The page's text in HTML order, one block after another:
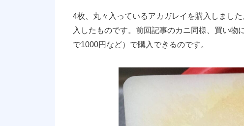
4枚、丸々入っているアカガレイを購入しまし
入したものです。前回記事のカニ同様、買い物
で1000円など）で購入できるのです。